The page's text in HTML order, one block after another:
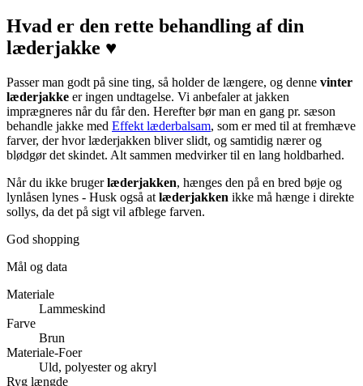
Hvad er den rette behandling af din
læderjakke ♥
Passer man godt på sine ting, så holder de længere, og denne vinter
læderjakke er ingen undtagelse. Vi anbefaler at jakken
imprægneres når du får den. Herefter bør man en gang pr. sæson
behandle jakke med Effekt læderbalsam, som er med til at fremhæve
farver, der hvor læderjakken bliver slidt, og samtidig nærer og
blødgør det skindet. Alt sammen medvirker til en lang holdbarhed.
Når du ikke brugerlæderjakken, hænges den på en bred bøje og
lynlåsen lynes - Husk også at læderjakken ikke må hænge i direkte
sollys, da det på sigt vil afblege farven.
God shopping
Mål og data
Materiale
Lammeskind
Farve
Brun
Materiale-Foer
Uld, polyester og akryl
Ryg længde